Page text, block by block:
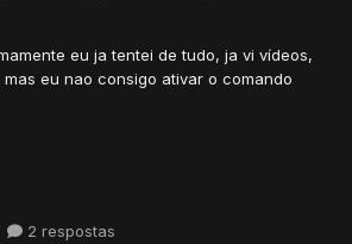
eu ja tentei de tudo, ja vi vídeos,
eu nao consigo ativar o comando
2 respostas